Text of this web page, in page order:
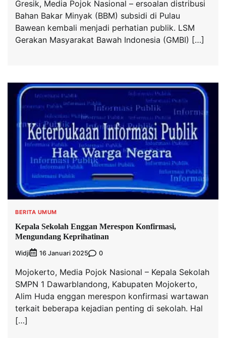
Gresik, Media Pojok Nasional – ersoalan distribusi
Bahan Bakar Minyak (BBM) subsidi di Pulau
Bawean kembali menjadi perhatian publik. LSM
Gerakan Masyarakat Bawah Indonesia (GMBI) […]
BERITA UMUM
Kepala Sekolah Enggan Merespon Konfirmasi,
Mengundang Keprihatinan
Widji 16 Januari 2025 0
Mojokerto, Media Pojok Nasional – Kepala Sekolah
SMPN 1 Dawarblandong, Kabupaten Mojokerto,
Alim Huda enggan merespon konfirmasi wartawan
terkait beberapa kejadian penting di sekolah. Hal
[…]